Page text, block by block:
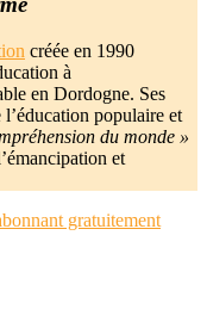
créée en 1990
à
en Dordogne. Ses
populaire et
du monde »
et
gratuitement